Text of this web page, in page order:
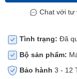
Chat với tư
Tình trạng: Đã
Bộ sản phẩm:
Bảo hành 3 - 12